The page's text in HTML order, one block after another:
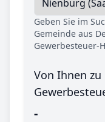
Geben Sie im
Gemeinde aus
Gewerbesteuer-
Von Ihnen
-